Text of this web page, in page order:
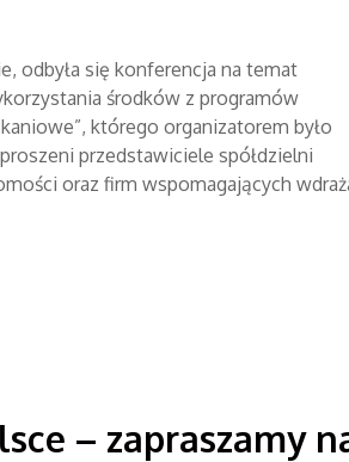
odbyła się konferencja na temat
środków z programów
którego organizatorem było
przedstawiciele spółdzielni
oraz firm wspomagających
– zapraszamy